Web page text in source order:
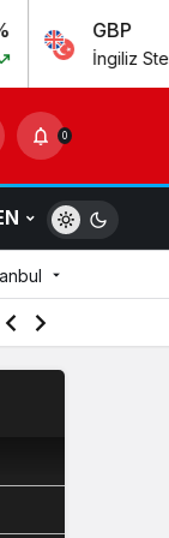
GBP
İngiliz Sterlini 55,54
0